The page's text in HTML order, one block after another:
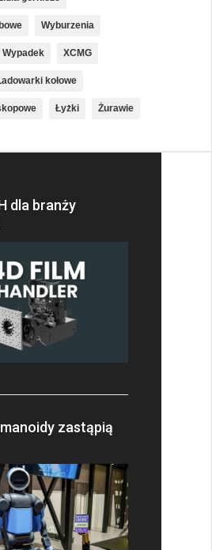
Wyburzenia
Wypadek XCMG
kołowe
Łyżki Żurawie
dla branży
zastąpią